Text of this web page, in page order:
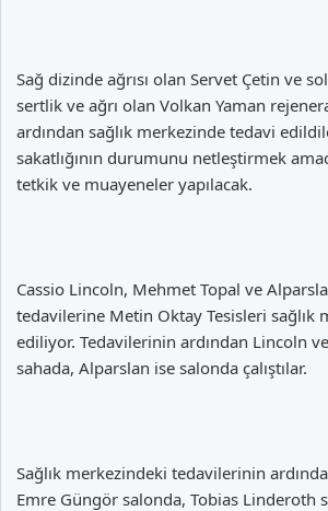
Sağ dizinde ağrısı olan Servet Çetin ve
sertlik ve ağrı olan Volkan Yaman
ardından sağlık merkezinde tedavi
sakatlığının durumunu netleştirmek
tetkik ve muayeneler yapılacak.
Cassio Lincoln, Mehmet Topal ve
tedavilerine Metin Oktay Tesisleri sağlık
ediliyor. Tedavilerinin ardından Lincoln
sahada, Alparslan ise salonda çalıştılar.
Sağlık merkezindeki tedavilerinin
Emre Güngör salonda, Tobias Linderoth